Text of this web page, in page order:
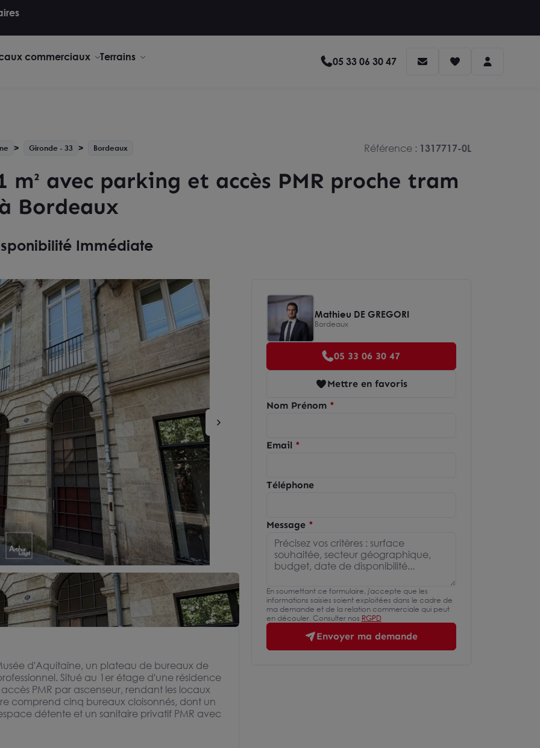
commerciaux Terrains 05 33 06 30 47
Gironde - 33 Bordeaux Référence : 1317717-0L
m² avec parking et accès PMR proche tram
Bordeaux
Immédiate
d'Aquitaine, un plateau de bureaux de
Situé au 1er étage d'une résidence
PMR par ascenseur, rendant les locaux
comprend cinq bureaux cloisonnés, dont un
détente et un sanitaire privatif PMR avec
Mathieu DE GREGORI
Bordeaux
05 33 06 30 47
Mettre en favoris
Nom Prénom
Email
Téléphone
Message
En soumettant ce formulaire, j'accepte que les
informations saisies soient exploitées dans le cadre de
ma demande et de la relation commerciale qui peut
en découler. Consulter nos RGPD
Envoyer ma demande